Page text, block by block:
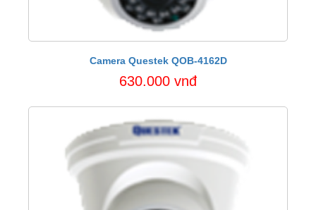
Camera Questek QOB-4162D
630.000 vnđ